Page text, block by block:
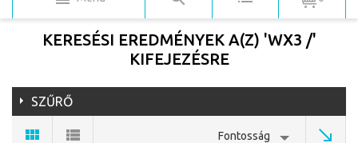
KERESÉSI EREDMÉNYEK A(Z) 'WX3 /'
KIFEJEZÉSRE
SZŰRŐ
Fontosság